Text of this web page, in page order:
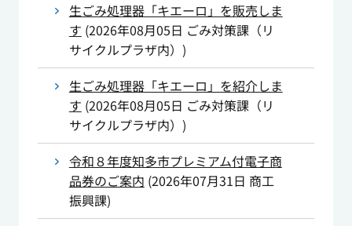
生ごみ処理器「キエーロ」を販売しま
す (2026年08月05日 ごみ対策課（リ
サイクルプラザ内） )
生ごみ処理器「キエーロ」を紹介しま
す (2026年08月05日 ごみ対策課（リ
サイクルプラザ内） )
令和８年度知多市プレミアム付電子商
品券のご案内 (2026年07月31日 商工
振興課)